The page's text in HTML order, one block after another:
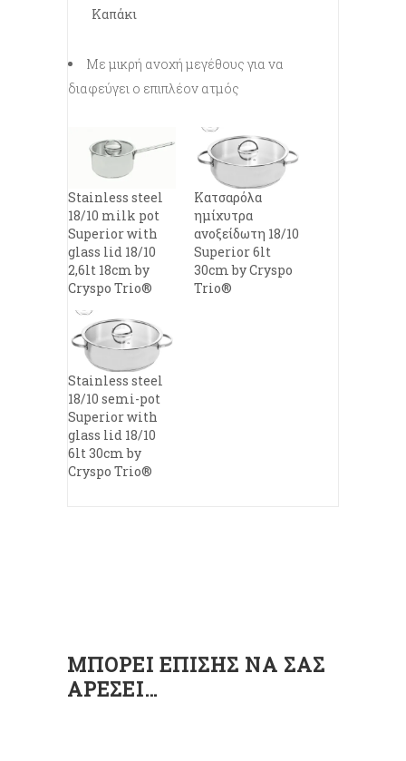
Καπάκι
Με μικρή ανοχή μεγέθους για να
διαφεύγει ο επιπλέον ατμός
Stainless steel
18/10 milk pot
Superior with
glass lid 18/10
2,6lt 18cm by
Cryspo Trio®
Κατσαρόλα
ημίχυτρα
ανοξείδωτη 18/10
Superior 6lt
30cm by Cryspo
Trio®
Stainless steel
18/10 semi-pot
Superior with
glass lid 18/10
6lt 30cm by
Cryspo Trio®
ΜΠΟΡΕΊ ΕΠΊΣΗΣ ΝΑ ΣΑΣ
ΑΡΈΣΕΙ…